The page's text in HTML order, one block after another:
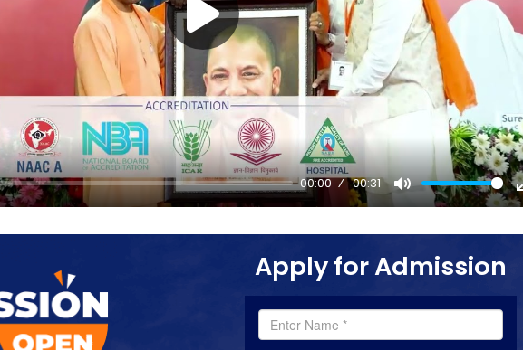
00:00 00:31
Mute
Apply for Admission